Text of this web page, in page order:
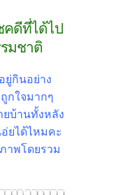
คดีที่ได้ไป
มชาติ
ยู่กินอย่าง
กใจมากๆ
ยบ้านทั้งหลัง
ยได้ไหมคะ
าพโดยรวม